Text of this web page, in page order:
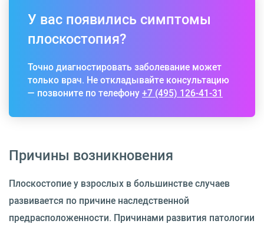
У вас появились симптомы
плоскостопия?
Точно диагностировать заболевание может
только врач. Не откладывайте консультацию
— позвоните по телефону+7 (495) 126-41-31
Причины возникновения
Плоскостопие у взрослых в большинстве случаев
развивается по причине наследственной
предрасположенности. Причинами развития патологии